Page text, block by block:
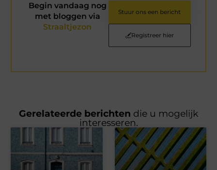
Begin vandaag nog
met bloggen via
Straaltjezon
Stuur ons een bericht
Registreer hier
Gerelateerde berichten die u mogelijk
interesseren.